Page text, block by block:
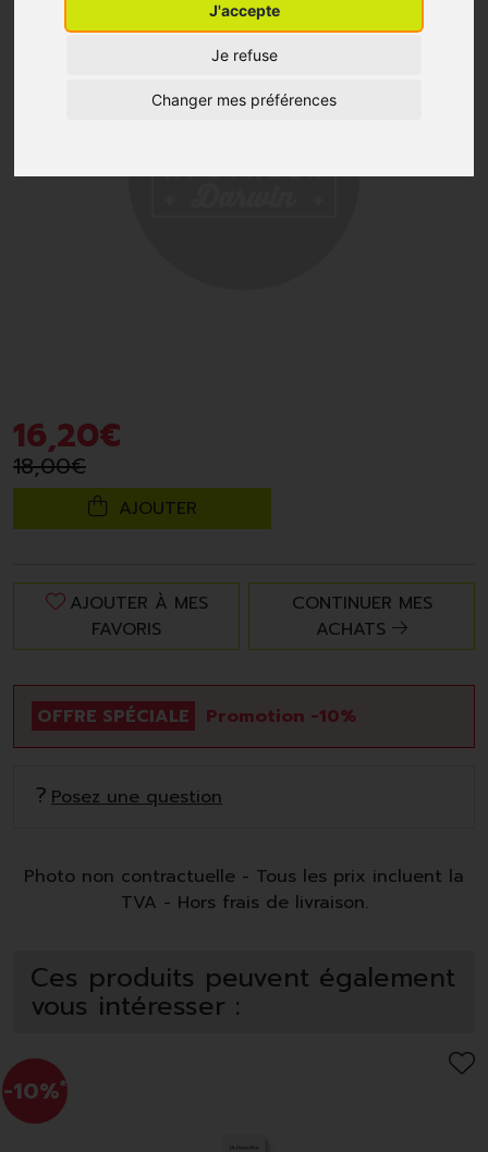
J'accepte
Je refuse
Changer mes préférences
16,20€
18,00€
AJOUTER
AJOUTER À MES
FAVORIS
CONTINUER MES
ACHATS
OFFRE SPÉCIALE Promotion -10%
Posez une question
Photo non contractuelle - Tous les prix incluent la
TVA - Hors frais de livraison.
Ces produits peuvent également
vous intéresser :
-10%*